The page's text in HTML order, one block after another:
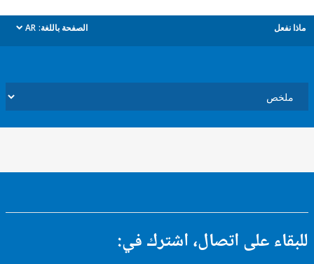
الصفحة باللغة: AR
dropdown
على اتصال، اشترك في: